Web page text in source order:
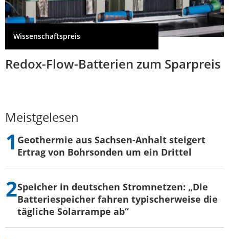
Wissenschaftspreis
Redox-Flow-Batterien zum Sparpreis
Meistgelesen
Geothermie aus Sachsen-Anhalt steigert
Ertrag von Bohrsonden um ein Drittel
Speicher in deutschen Stromnetzen: „Die
Batteriespeicher fahren typischerweise die
tägliche Solarrampe ab“